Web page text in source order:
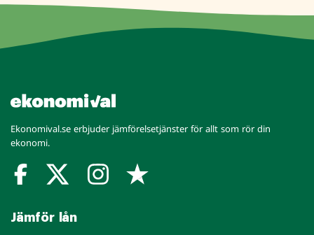
Ekonomival.se erbjuder jämförelsetjänster för allt som rör din
ekonomi.
Jämför lån